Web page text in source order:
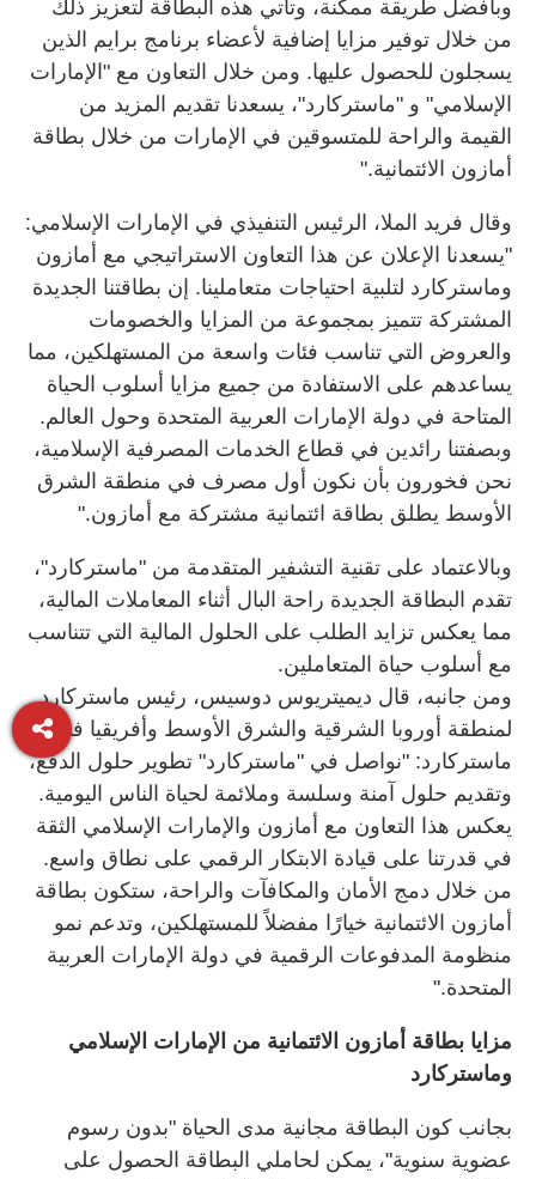
وبأفضل طريقة ممكنة، وتأتي هذه البطاقة لتعزيز ذلك
من خلال توفير مزايا إضافية لأعضاء برنامج برايم الذين
يسجلون للحصول عليها. ومن خلال التعاون مع "الإمارات
الإسلامي" و "ماستركارد"، يسعدنا تقديم المزيد من
القيمة والراحة للمتسوقين في الإمارات من خلال بطاقة
أمازون الائتمانية."
وقال فريد الملا، الرئيس التنفيذي في الإمارات الإسلامي:
"يسعدنا الإعلان عن هذا التعاون الاستراتيجي مع أمازون
وماستركارد لتلبية احتياجات متعاملينا. إن بطاقتنا الجديدة
المشتركة تتميز بمجموعة من المزايا والخصومات
والعروض التي تناسب فئات واسعة من المستهلكين، مما
يساعدهم على الاستفادة من جميع مزايا أسلوب الحياة
المتاحة في دولة الإمارات العربية المتحدة وحول العالم.
وبصفتنا رائدين في قطاع الخدمات المصرفية الإسلامية،
نحن فخورون بأن نكون أول مصرف في منطقة الشرق
الأوسط يطلق بطاقة ائتمانية مشتركة مع أمازون."
وبالاعتماد على تقنية التشفير المتقدمة من "ماستركارد"،
تقدم البطاقة الجديدة راحة البال أثناء المعاملات المالية،
مما يعكس تزايد الطلب على الحلول المالية التي تتناسب
مع أسلوب حياة المتعاملين.
ومن جانبه، قال ديميتريوس دوسيس، رئيس ماستركارد
لمنطقة أوروبا الشرقية والشرق الأوسط وأفريقيا في
ماستركارد: "نواصل في "ماستركارد" تطوير حلول الدفع،
وتقديم حلول آمنة وسلسة وملائمة لحياة الناس اليومية.
يعكس هذا التعاون مع أمازون والإمارات الإسلامي الثقة
في قدرتنا على قيادة الابتكار الرقمي على نطاق واسع.
من خلال دمج الأمان والمكافآت والراحة، ستكون بطاقة
أمازون الائتمانية خيارًا مفضلاً للمستهلكين، وتدعم نمو
منظومة المدفوعات الرقمية في دولة الإمارات العربية
المتحدة."
مزايا بطاقة أمازون الائتمانية من الإمارات الإسلامي
وماستركارد
بجانب كون البطاقة مجانية مدى الحياة "بدون رسوم
عضوية سنوية"، يمكن لحاملي البطاقة الحصول على